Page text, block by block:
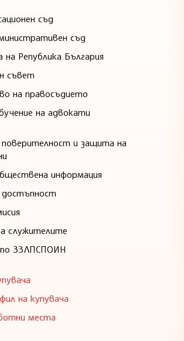
съд
съд
Република България
съвет
на правосъдието
на адвокати
и защита на
информация
служителите
ЗЗЛПСПОИН
на купувача
места